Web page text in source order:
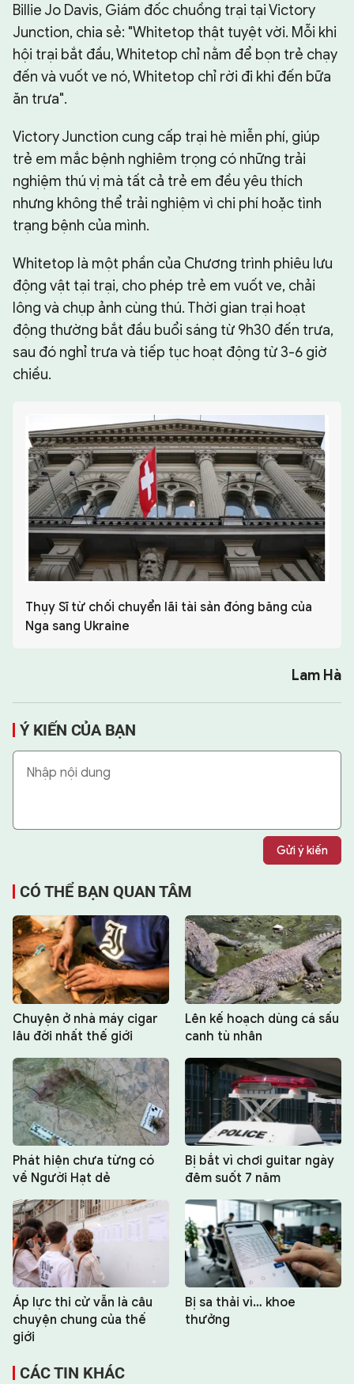
Billie Jo Davis, Giám đốc chuồng trại tại Victory
Junction, chia sẻ: "Whitetop thật tuyệt vời. Mỗi khi
hội trại bắt đầu, Whitetop chỉ nằm để bọn trẻ chạy
đến và vuốt ve nó, Whitetop chỉ rời đi khi đến bữa
ăn trưa".
Victory Junction cung cấp trại hè miễn phí, giúp
trẻ em mắc bệnh nghiêm trọng có những trải
nghiệm thú vị mà tất cả trẻ em đều yêu thích
nhưng không thể trải nghiệm vì chi phí hoặc tình
trạng bệnh của mình.
Whitetop là một phần của Chương trình phiêu lưu
động vật tại trại, cho phép trẻ em vuốt ve, chải
lông và chụp ảnh cùng thú. Thời gian trại hoạt
động thường bắt đầu buổi sáng từ 9h30 đến trưa,
sau đó nghỉ trưa và tiếp tục hoạt động từ 3-6 giờ
chiều.
Thụy Sĩ từ chối chuyển lãi tài sản đóng băng của
Nga sang Ukraine
Lam Hà
Ý KIẾN CỦA BẠN
Gửi ý kiến
CÓ THỂ BẠN QUAN TÂM
Chuyện ở nhà máy cigar
lâu đời nhất thế giới
Lên kế hoạch dùng cá sấu
canh tù nhân
Phát hiện chưa từng có
về Người Hạt dẻ
Bị bắt vì chơi guitar ngày
đêm suốt 7 năm
Áp lực thi cử vẫn là câu
chuyện chung của thế
giới
Bị sa thải vì… khoe
thưởng
CÁC TIN KHÁC